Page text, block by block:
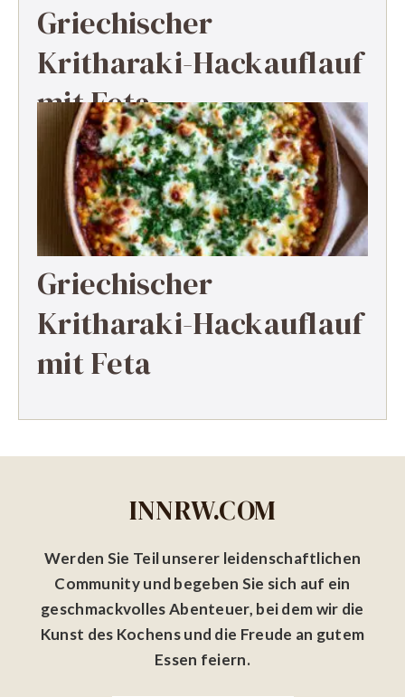
Griechischer
Kritharaki-Hackauflauf
mit Feta
Griechischer
Kritharaki-Hackauflauf
mit Feta
INNRW.COM
Werden Sie Teil unserer leidenschaftlichen
Community und begeben Sie sich auf ein
geschmackvolles Abenteuer, bei dem wir die
Kunst des Kochens und die Freude an gutem
Essen feiern.